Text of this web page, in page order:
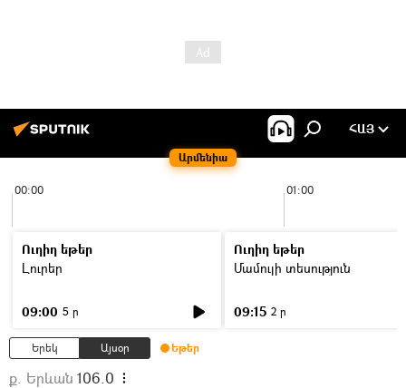
Արմենիա
ՀԱՅ
00:00 01:00
Ուղիղ եթեր
Լուրեր
09:00 5 ր
Ուղիղ եթեր
Մամուլի տեսություն
09:15 2 ր
Երեկ Այսօր Եթեր
ք. Երևան 106.0